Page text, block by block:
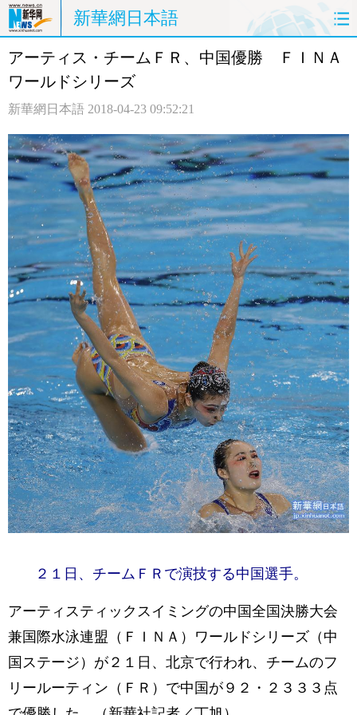
新華網日本語
ホームページ 政治 経済
観光 評論 写真
中日対訳
アーティス・チームＦＲ、中国優勝 ＦＩＮＡ
ワールドシリーズ
新華網日本語 2018-04-23 09:52:21
２１日、チームＦＲで演技する中国選手。
アーティスティックスイミングの中国全国決勝大会
兼国際水泳連盟（ＦＩＮＡ）ワールドシリーズ（中
国ステージ）が２１日、北京で行われ、チームのフ
リールーティン（ＦＲ）で中国が９２・２３３３点